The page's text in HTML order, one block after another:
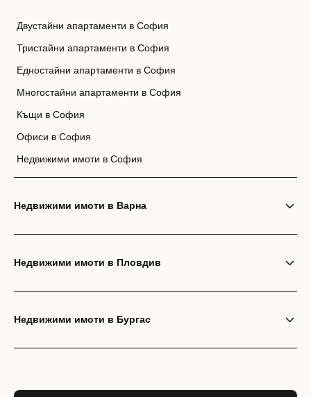
Двустайни апартаменти в София
Тристайни апартаменти в София
Едностайни апартаменти в София
Многостайни апартаменти в София
Къщи в София
Офиси в София
Недвижими имоти в София
Недвижими имоти в Варна
Недвижими имоти в Пловдив
Недвижими имоти в Бургас